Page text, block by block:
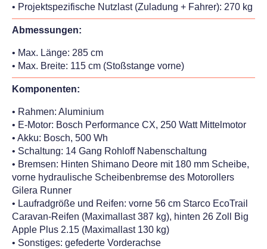
• Projektspezifische Nutzlast (Zuladung + Fahrer): 270 kg
Abmessungen:
• Max. Länge: 285 cm
• Max. Breite: 115 cm (Stoßstange vorne)
Komponenten:
• Rahmen: Aluminium
• E-Motor: Bosch Performance CX, 250 Watt Mittelmotor
• Akku: Bosch, 500 Wh
• Schaltung: 14 Gang Rohloff Nabenschaltung
• Bremsen: Hinten Shimano Deore mit 180 mm Scheibe,
vorne hydraulische Scheibenbremse des Motorollers
Gilera Runner
• Laufradgröße und Reifen: vorne 56 cm Starco EcoTrail
Caravan-Reifen (Maximallast 387 kg), hinten 26 Zoll Big
Apple Plus 2.15 (Maximallast 130 kg)
• Sonstiges: gefederte Vorderachse